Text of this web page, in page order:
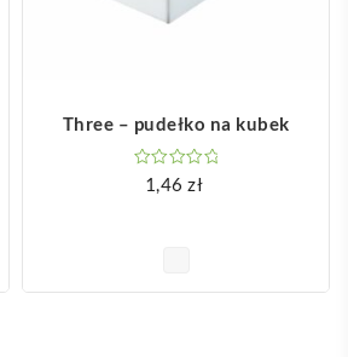
Three – pudełko na kubek
1,46zł